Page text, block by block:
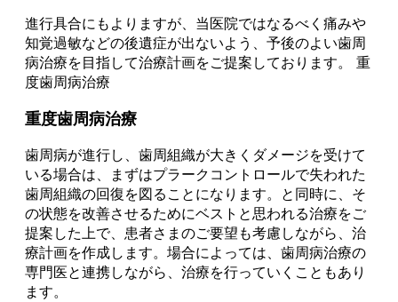
進行具合にもよりますが、当医院ではなるべく痛みや
知覚過敏などの後遺症が出ないよう、予後のよい歯周
病治療を目指して治療計画をご提案しております。 重
度歯周病治療
重度歯周病治療
歯周病が進行し、歯周組織が大きくダメージを受けて
いる場合は、まずはプラークコントロールで失われた
歯周組織の回復を図ることになります。と同時に、そ
の状態を改善させるためにベストと思われる治療をご
提案した上で、患者さまのご要望も考慮しながら、治
療計画を作成します。場合によっては、歯周病治療の
専門医と連携しながら、治療を行っていくこともあり
ます。